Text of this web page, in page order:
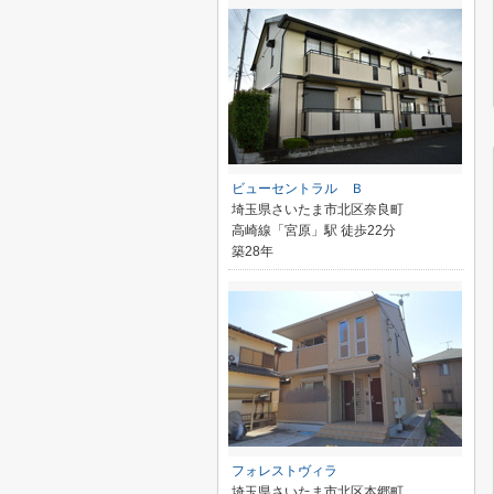
ビューセントラル Ｂ
埼玉県さいたま市北区奈良町
高崎線「宮原」駅 徒歩22分
築28年
フォレストヴィラ